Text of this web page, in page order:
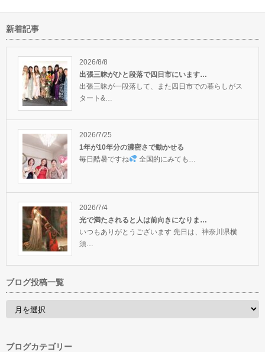
切さ
感情と思考のバランスは大切で
すね♪
敏感だけど、刺激を求める矛盾
桑名癒しイベントご来場
とうございま…
新着記事
2026/8/8
出張三昧がひと段落で四日市にいます…
出張三昧が一段落して、また四日市での暮らしがス
タート&…
2026/7/25
1年が10年分の濃密さで動かせる
毎日酷暑ですね
全国的にみても…
2026/7/4
光で満たされると人は前向きになりま…
いつもありがとうございます 先日は、神奈川県横
須…
ブログ投稿一覧
ブログカテゴリー